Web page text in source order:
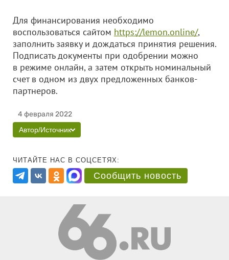
Для финансирования необходимо
воспользоваться сайтом https://lemon.online/,
заполнить заявку и дождаться принятия решения.
Подписать документы при одобрении можно
в режиме онлайн, а затем открыть номинальный
счет в одном из двух предложенных банков-
партнеров.
4 февраля 2022
Автор/Источник
ЧИТАЙТЕ НАС В СОЦСЕТЯХ:
Сообщить новость